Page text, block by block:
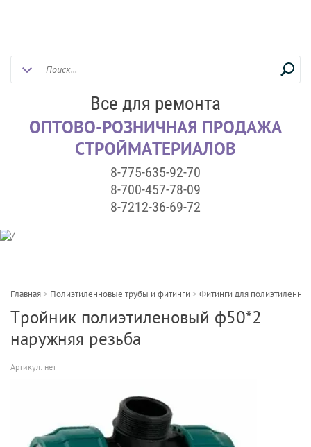
Все для ремонта
ОПТОВО-РОЗНИЧНАЯ ПРОДАЖА
СТРОЙМАТЕРИАЛОВ
8-775-635-92-70
8-700-457-78-09
8-7212-36-69-72
Главная > Полиэтиленновые трубы и фитинги > Фитинги для
Тройник полиэтиленовый ф50*2
наружняя резьба
Артикул: нет